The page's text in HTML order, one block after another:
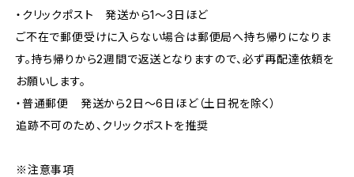
・クリックポスト 発送から1〜3日ほど
ご不在で郵便受けに入らない場合は郵便局へ持ち帰りになりま
す。持ち帰りから2週間で返送となりますので、必ず再配達依頼を
お願いします。
・普通郵便 発送から2日〜6日ほど（土日祝を除く）
追跡不可のため、クリックポストを推奨
※注意事項